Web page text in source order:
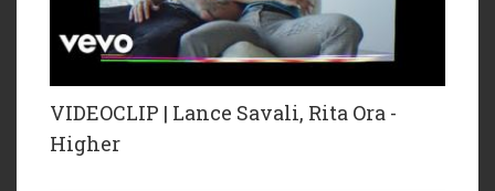
VIDEOCLIP | Lance Savali, Rita Ora -
Higher